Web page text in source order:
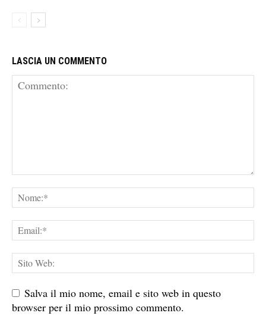
LASCIA UN COMMENTO
Salva il mio nome, email e sito web in questo
browser per il mio prossimo commento.